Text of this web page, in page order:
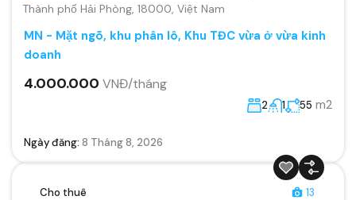
Thành phố Hải Phòng, 18000, Việt Nam
MN - Mặt ngõ, khu phân lô, Khu TĐC vừa ở vừa kinh
doanh
4.000.000 VNĐ/tháng
2 1 55 m2
Ngày đăng: 8 Tháng 8, 2026
Cho thuê 13